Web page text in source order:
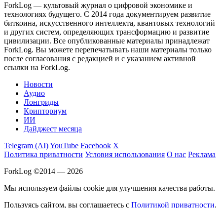
ForkLog — культовый журнал о цифровой экономике и
технологиях будущего. С 2014 года документируем развитие
биткоина, искусственного интеллекта, квантовых технологий
и других систем, определяющих трансформацию и развитие
цивилизации. Все опубликованные материалы принадлежат
ForkLog. Вы можете перепечатывать наши материалы только
после согласования с редакцией и с указанием активной
ссылки на ForkLog.
Новости
Аудио
Лонгриды
Крипториум
ИИ
Дайджест месяца
Telegram (AI)YouTube Facebook X
Политика приватности Условия использования О нас Реклама
ForkLog ©2014 — 2026
Мы используем файлы cookie для улучшения качества работы.
Пользуясь сайтом, вы соглашаетесь с Политикой приватности.